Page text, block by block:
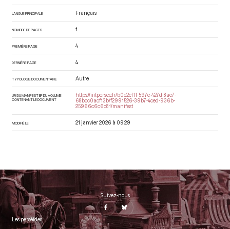
LANGUE PRINCIPALE Français
NOMBRE DE PAGES 1
PREMIÈRE PAGE 4
DERNIÈRE PAGE 4
TYPOLOGIE DOCUMENTAIRE Autre
URI DU MANIFEST IIIF DU VOLUME
CONTENANT LE DOCUMENT
https://iiif.persee.fr/b0e2cf11-597c-427d-8ac7-
68bcc0acf13b/f2991526-39b7-4ced-936b-
25966c6c6c81/manifest
MODIFIÉ LE 21 janvier 2026 à 09:29
Suivez-nous
Les perséides